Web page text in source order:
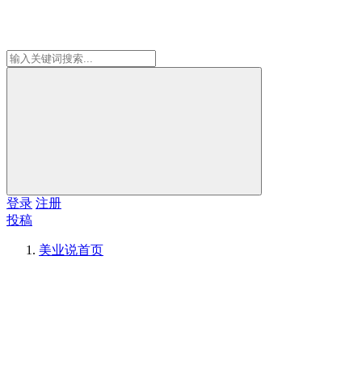
登录 注册
投稿
美业说首页